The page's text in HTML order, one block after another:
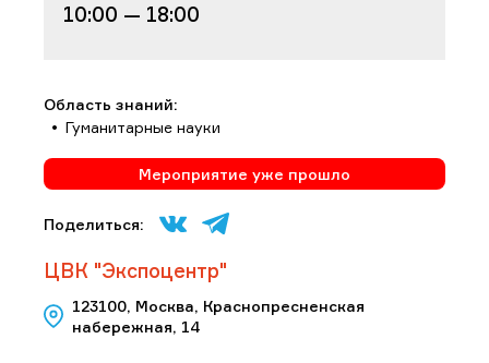
10:00 — 18:00
Область знаний:
Гуманитарные науки
Мероприятие уже прошло
Поделиться:
ЦВК "Экспоцентр"
123100, Москва, Краснопресненская
набережная, 14